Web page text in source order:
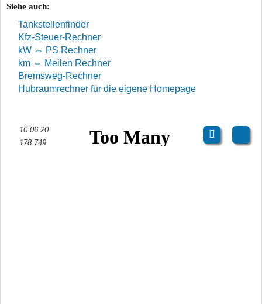
Siehe auch:
Tankstellenfinder
Kfz-Steuer-Rechner
kW ⇔ PS Rechner
km ⇔ Meilen Rechner
Bremsweg-Rechner
Hubraumrechner für die eigene Homepage
10.06.20
178.749